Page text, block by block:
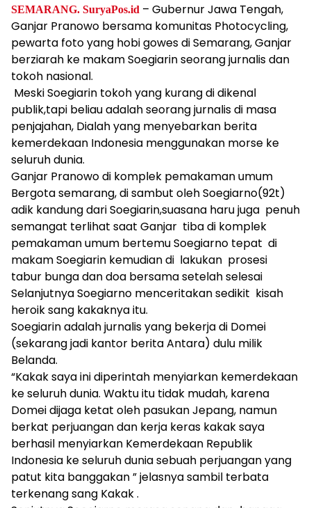
SEMARANG. SuryaPos.id – Gubernur Jawa Tengah,
Ganjar Pranowo bersama komunitas Photocycling,
pewarta foto yang hobi gowes di Semarang, Ganjar
berziarah ke makam Soegiarin seorang jurnalis dan
tokoh nasional.
Meski Soegiarin tokoh yang kurang di dikenal
publik,tapi beliau adalah seorang jurnalis di masa
penjajahan, Dialah yang menyebarkan berita
kemerdekaan Indonesia menggunakan morse ke
seluruh dunia.
Ganjar Pranowo di komplek pemakaman umum
Bergota semarang, di sambut oleh Soegiarno(92t)
adik kandung dari Soegiarin,suasana haru juga penuh
semangat terlihat saat Ganjar tiba di komplek
pemakaman umum bertemu Soegiarno tepat di
makam Soegiarin kemudian di lakukan prosesi
tabur bunga dan doa bersama setelah selesai
Selanjutnya Soegiarno menceritakan sedikit kisah
heroik sang kakaknya itu.
Soegiarin adalah jurnalis yang bekerja di Domei
(sekarang jadi kantor berita Antara) dulu milik
Belanda.
“Kakak saya ini diperintah menyiarkan kemerdekaan
ke seluruh dunia. Waktu itu tidak mudah, karena
Domei dijaga ketat oleh pasukan Jepang, namun
berkat perjuangan dan kerja keras kakak saya
berhasil menyiarkan Kemerdekaan Republik
Indonesia ke seluruh dunia sebuah perjuangan yang
patut kita banggakan ” jelasnya sambil terbata
terkenang sang Kakak .